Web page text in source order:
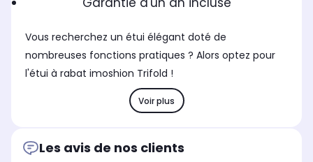
Vous recherchez un étui élégant doté de
nombreuses fonctions pratiques ? Alors optez pour
l'étui à rabat imoshion Trifold !
Voir plus
Les avis de nos clients